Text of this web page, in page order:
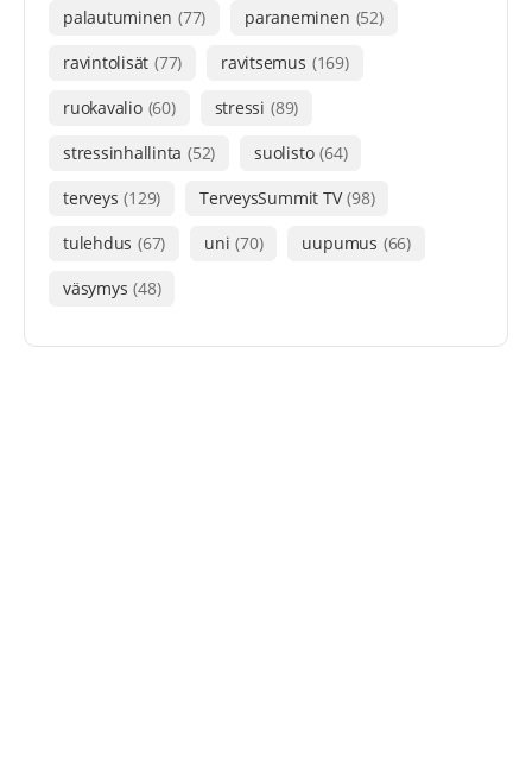
palautuminen (77) paraneminen (52)
ravintolisät (77) ravitsemus (169)
ruokavalio (60) stressi (89)
stressinhallinta (52) suolisto (64)
terveys (129) TerveysSummit TV (98)
tulehdus (67) uni (70) uupumus (66)
väsymys (48)